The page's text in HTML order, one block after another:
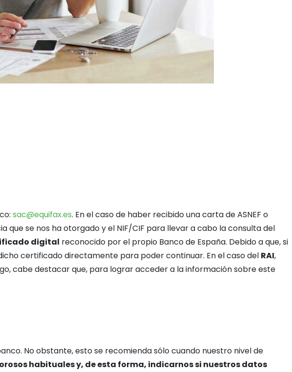
sac@equifax.es. En el caso de haber recibido una carta de ASNEF o
se nos ha otorgado y el NIF/CIF para llevar a cabo la consulta del
digital reconocido por el propio Banco de España. Debido a que, si
certificado directamente para poder continuar. En el caso del RAI,
cabe destacar que, para lograr acceder a la información sobre este
No obstante, esto se recomienda sólo cuando nuestro nivel de
habituales y, de esta forma, indicarnos si nuestros datos